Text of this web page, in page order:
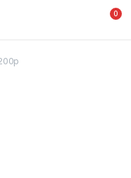
0